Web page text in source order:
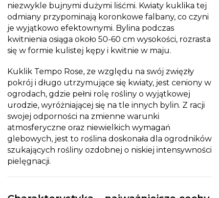
niezwykle bujnymi dużymi liśćmi. Kwiaty kuklika tej
odmiany przypominają koronkowe falbany, co czyni
je wyjątkowo efektownymi. Bylina podczas
kwitnienia osiąga około 50-60 cm wysokości, rozrasta
się w formie kulistej kępy i kwitnie w maju.
Kuklik Tempo Rose, ze względu na swój zwięzły
pokrój i długo utrzymujące się kwiaty, jest ceniony w
ogrodach, gdzie pełni rolę rośliny o wyjątkowej
urodzie, wyróżniającej się na tle innych bylin. Z racji
swojej odporności na zmienne warunki
atmosferyczne oraz niewielkich wymagań
glebowych, jest to roślina doskonała dla ogrodników
szukających rośliny ozdobnej o niskiej intensywności
pielęgnacji.